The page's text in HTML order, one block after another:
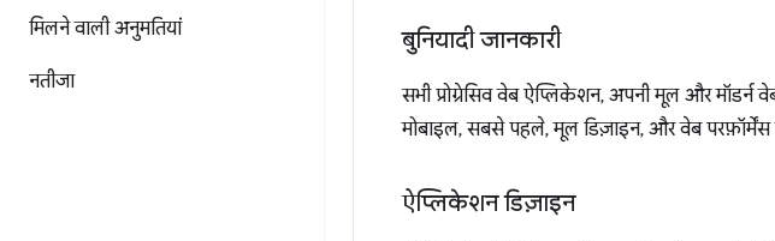
मिलने वाली अनुमतियां
नतीजा
बुनियादी जानकारी
सभी प्रोग्रेसिव वेब ऐप्लिकेशन, अपनी मूल और
मोबाइल, सबसे पहले, मूल डिज़ाइन, और वेब
ऐप्लिकेशन डिज़ाइन